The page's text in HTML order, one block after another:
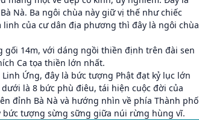
Nà. Ba ngôi chùa này giữ vị thế như chiếc
của cư dân địa phương thì đây là ngôi chùa
gối 14m, với dáng ngồi thiền định trên đài sen
Ca tọa thiền lớn nhất.
Ứng, đây là bức tượng Phật đạt kỷ lục lớn
là 8 bức phù điêu, tái hiện cuộc đời của
đỉnh Bà Nà và hướng nhìn về phía Thành phố
bức tượng sừng sững giữa núi rừng hùng vĩ.